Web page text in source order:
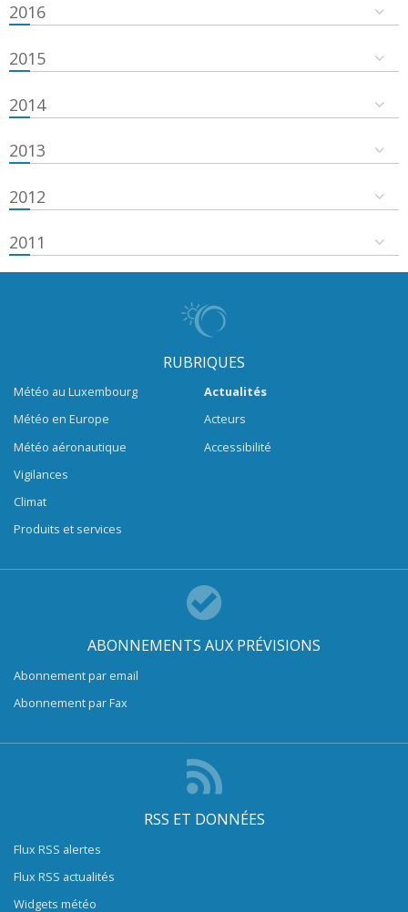
2016
2015
2014
2013
2012
2011
RUBRIQUES
Météo au Luxembourg
Météo en Europe
Météo aéronautique
Vigilances
Climat
Produits et services
Actualités
Acteurs
Accessibilité
ABONNEMENTS AUX PRÉVISIONS
Abonnement par email
Abonnement par Fax
RSS ET DONNÉES
Flux RSS alertes
Flux RSS actualités
Widgets météo